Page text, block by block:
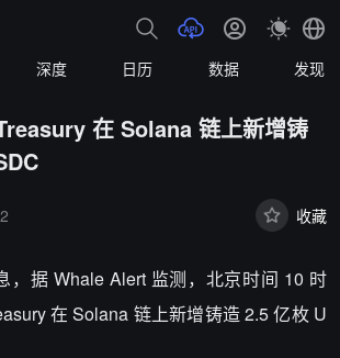
深度 日历 数据 发现
在 Solana 链上新增铸
收藏
，据 Whale Alert 监测，北京时间 10 时
在 Solana 链上新增铸造 2.5 亿枚 U